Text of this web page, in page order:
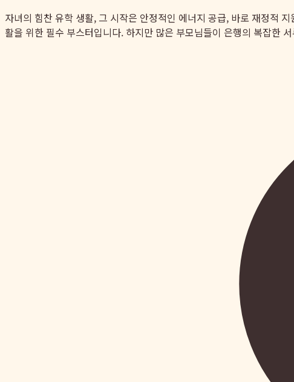
자녀의 힘찬 유학 생활, 그 시작은 안정적인 에너지 공급, 바로 재정적
활을 위한 필수 부스터입니다. 하지만 많은 부모님들이 은행의 복잡한